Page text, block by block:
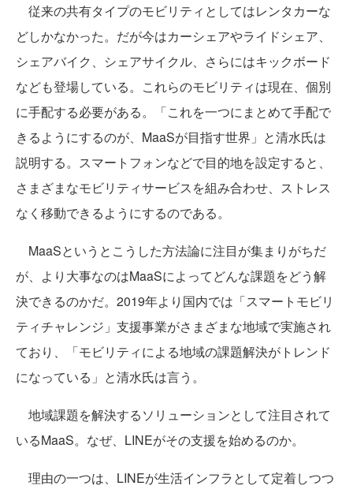
従来の共有タイプのモビリティとしてはレンタカーな
どしかなかった。だが今はカーシェアやライドシェア、
シェアバイク、シェアサイクル、さらにはキックボード
なども登場している。これらのモビリティは現在、個別
に手配する必要がある。「これを一つにまとめて手配で
きるようにするのが、MaaSが目指す世界」と清水氏は
説明する。スマートフォンなどで目的地を設定すると、
さまざまなモビリティサービスを組み合わせ、ストレス
なく移動できるようにするのである。
MaaSというとこうした方法論に注目が集まりがちだ
が、より大事なのはMaaSによってどんな課題をどう解
決できるのかだ。2019年より国内では「スマートモビリ
ティチャレンジ」支援事業がさまざまな地域で実施され
ており、「モビリティによる地域の課題解決がトレンド
になっている」と清水氏は言う。
地域課題を解決するソリューションとして注目されて
いるMaaS。なぜ、LINEがその支援を始めるのか。
理由の一つは、LINEが生活インフラとして定着しつつ